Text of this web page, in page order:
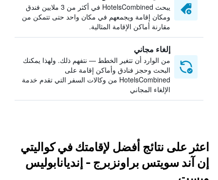
يبحث HotelsCombined في أكثر من 3 ملايين فندق
ومكان إقامة ويجمعهم في مكان واحد حتى تتمكن من
مقارنة أماكن الإقامة المثالية.
إلغاء مجاني
من الوارد أن تتغير الخطط — نتفهم ذلك. ولهذا يمكنك
البحث وحجز فنادق وأماكن إقامة على
HotelsCombined من وكالات السفر التي تقدم خدمة
الإلغاء المجاني
اعثر على نتائج أفضل لإقامتك في كواليتي
إن آند سويتس براونزبرج - إنديانابوليس